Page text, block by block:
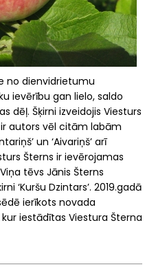
no dienvidrietumu
ievērību gan lielo, saldo
dēļ. Šķirni izveidojis Viesturs
autors vēl citām labām
un ‘Aivariņš’ arī
Šterns ir ievērojamas
tēvs Jānis Šterns
‘Kuršu Dzintars’. 2019.gadā
ierīkots novada
iestādītas Viestura Šterna